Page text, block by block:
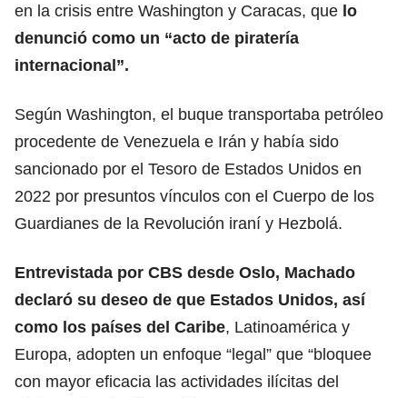
en la crisis entre Washington y Caracas, que lo
denunció como un “acto de piratería
internacional”.
Según Washington, el buque transportaba petróleo
procedente de Venezuela e Irán y había sido
sancionado por el Tesoro de Estados Unidos en
2022 por presuntos vínculos con el Cuerpo de los
Guardianes de la Revolución iraní y Hezbolá.
Entrevistada por CBS desde Oslo, Machado
declaró su deseo de que Estados Unidos, así
como los países del Caribe, Latinoamérica y
Europa, adopten un enfoque “legal” que “bloquee
con mayor eficacia las actividades ilícitas del